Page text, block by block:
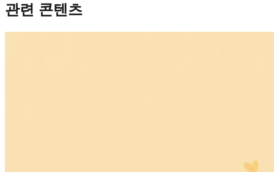
관련 콘텐츠